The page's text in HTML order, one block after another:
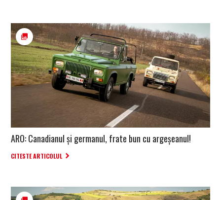
ARO: Canadianul și germanul, frate bun cu argeșeanul!
CITESTE ARTICOLUL